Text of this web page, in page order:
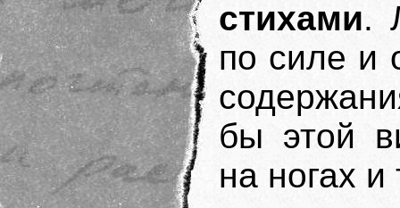
стихами.
по силе и
бы этой
на ногах